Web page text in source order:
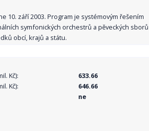
10. září 2003. Program je systémovým řešením
symfonických orchestrů a pěveckých sborů
obcí, krajů a státu.
Kč):
633.66
Kč):
646.66
ne